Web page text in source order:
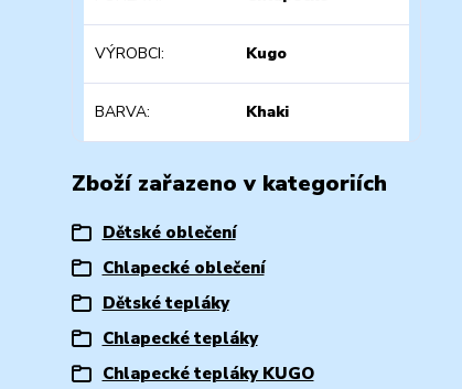
VÝROBCI Kugo
BARVA Khaki
Zboží zařazeno v kategoriích
Dětské oblečení
Chlapecké oblečení
Dětské tepláky
Chlapecké tepláky
Chlapecké tepláky KUGO